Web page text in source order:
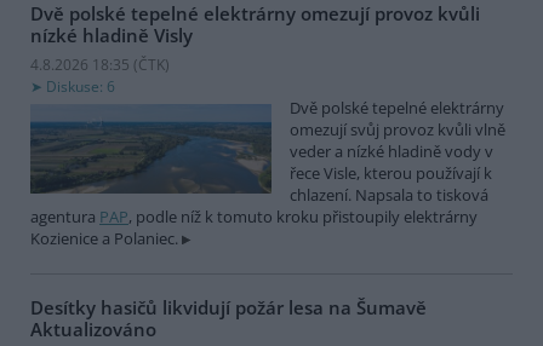
Dvě polské tepelné elektrárny omezují provoz kvůli
nízké hladině Visly
4.8.2026 18:35 (ČTK)
Diskuse: 6
Dvě polské tepelné elektrárny
omezují svůj provoz kvůli vlně
veder a nízké hladině vody v
řece Visle, kterou používají k
chlazení. Napsala to tisková
agentura PAP, podle níž k tomuto kroku přistoupily elektrárny
Kozienice a Polaniec.
Desítky hasičů likvidují požár lesa na Šumavě
Aktualizováno